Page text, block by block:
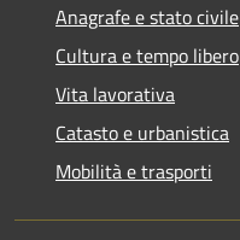
Anagrafe e stato civile
Cultura e tempo libero
Vita lavorativa
Catasto e urbanistica
Mobilità e trasporti